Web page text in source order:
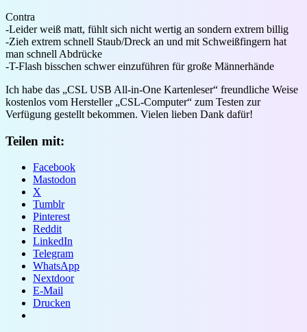
Contra
-Leider weiß matt, fühlt sich nicht wertig an sondern extrem billig
-Zieh extrem schnell Staub/Dreck an und mit Schweißfingern hat
man schnell Abdrücke
-T-Flash bisschen schwer einzuführen für große Männerhände
Ich habe das „CSL USB All-in-One Kartenleser“ freundliche Weise
kostenlos vom Hersteller „CSL-Computer“ zum Testen zur
Verfügung gestellt bekommen. Vielen lieben Dank dafür!
Teilen mit:
Facebook
Mastodon
X
Tumblr
Pinterest
Reddit
LinkedIn
Telegram
WhatsApp
Nextdoor
E-Mail
Drucken